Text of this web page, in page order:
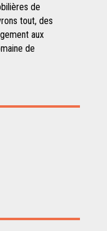
de
tout, des
aux
de